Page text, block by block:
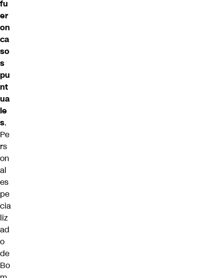
fu
er
on
ca
so
s
pu
nt
ua
le
s.
Pe
rs
on
al
es
pe
cia
liz
ad
o
de
Bo